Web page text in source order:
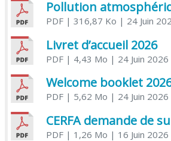
Pollution
PDF| 316,87 Ko | 24 Juin
Livret d’accueil 2026
PDF| 4,43 Mo | 24 Juin 2026
Welcome booklet
PDF| 5,62 Mo | 24 Juin 2026
PDF| 1,26 Mo | 16 Juin 2026